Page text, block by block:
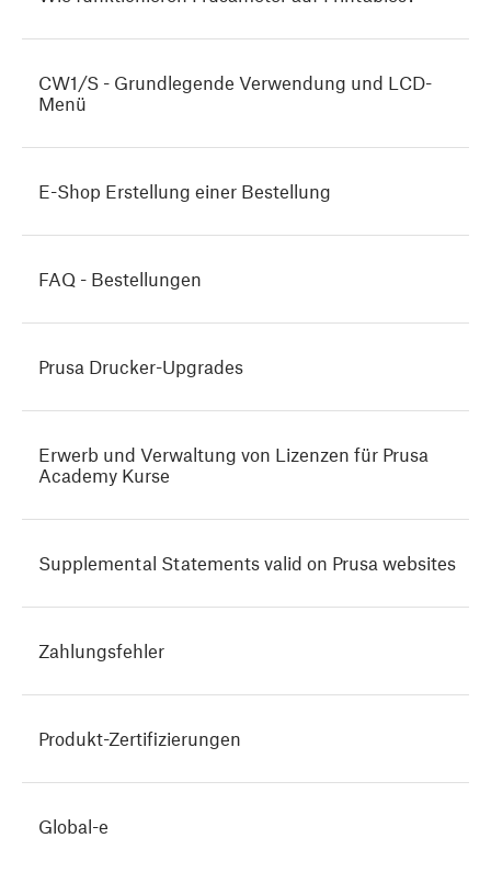
CW1/S - Grundlegende Verwendung und LCD-
Menü
E-Shop Erstellung einer Bestellung
FAQ - Bestellungen
Prusa Drucker-Upgrades
Erwerb und Verwaltung von Lizenzen für Prusa
Academy Kurse
Supplemental Statements valid on Prusa websites
Zahlungsfehler
Produkt-Zertifizierungen
Global-e